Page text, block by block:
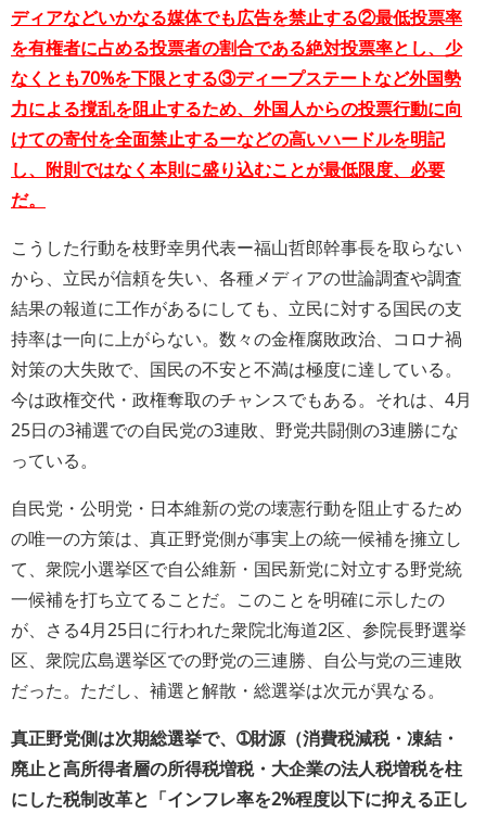
ディアなどいかなる媒体でも広告を禁止する②最低投票率
を有権者に占める投票者の割合である絶対投票率とし、少
なくとも70%を下限とする③ディープステートなど外国勢
力による撹乱を阻止するため、外国人からの投票行動に向
けての寄付を全面禁止するーなどの高いハードルを明記
し、附則ではなく本則に盛り込むことが最低限度、必要
だ。
こうした行動を枝野幸男代表ー福山哲郎幹事長を取らない
から、立民が信頼を失い、各種メディアの世論調査や調査
結果の報道に工作があるにしても、立民に対する国民の支
持率は一向に上がらない。数々の金権腐敗政治、コロナ禍
対策の大失敗で、国民の不安と不満は極度に達している。
今は政権交代・政権奪取のチャンスでもある。それは、4月
25日の3補選での自民党の3連敗、野党共闘側の3連勝にな
っている。
自民党・公明党・日本維新の党の壊憲行動を阻止するため
の唯一の方策は、真正野党側が事実上の統一候補を擁立し
て、衆院小選挙区で自公維新・国民新党に対立する野党統
一候補を打ち立てることだ。このことを明確に示したの
が、さる4月25日に行われた衆院北海道2区、参院長野選挙
区、衆院広島選挙区での野党の三連勝、自公与党の三連敗
だった。ただし、補選と解散・総選挙は次元が異なる。
真正野党側は次期総選挙で、➀財源（消費税減税・凍結・
廃止と高所得者層の所得税増税・大企業の法人税増税を柱
にした税制改革と「インフレ率を2%程度以下に抑える正し